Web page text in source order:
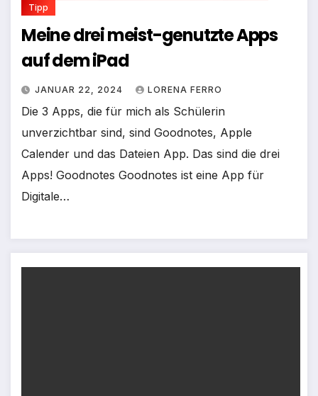
Tipp
Meine drei meist-genutzte Apps
auf dem iPad
JANUAR 22, 2024 LORENA FERRO
Die 3 Apps, die für mich als Schülerin
unverzichtbar sind, sind Goodnotes, Apple
Calender und das Dateien App. Das sind die drei
Apps! Goodnotes Goodnotes ist eine App für
Digitale…